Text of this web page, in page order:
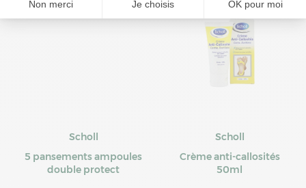
Scholl
5 pansements ampoules
double protect
Scholl
Crème anti-callosités
50ml